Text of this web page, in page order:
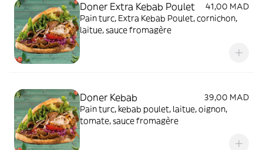
Doner Extra Kebab Poulet
41,00 MAD
Pain turc, Extra Kebab Poulet, cornichon,
laitue, sauce fromagère
Doner Kebab
39,00 MAD
Pain turc, kebab poulet, laitue, oignon,
tomate, sauce fromagère